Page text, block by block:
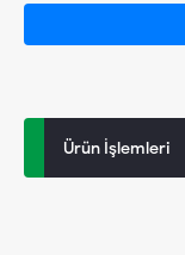
Ürün İşlemleri